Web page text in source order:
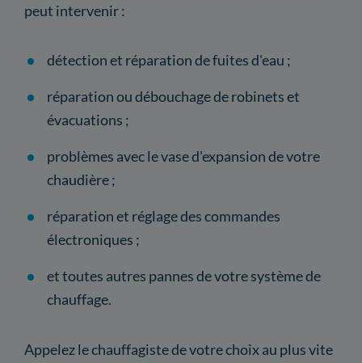
peut intervenir :
détection et réparation de fuites d'eau ;
réparation ou débouchage de robinets et
évacuations ;
problèmes avec le vase d'expansion de votre
chaudière ;
réparation et réglage des commandes
électroniques ;
et toutes autres pannes de votre système de
chauffage.
Appelez le chauffagiste de votre choix au plus vite